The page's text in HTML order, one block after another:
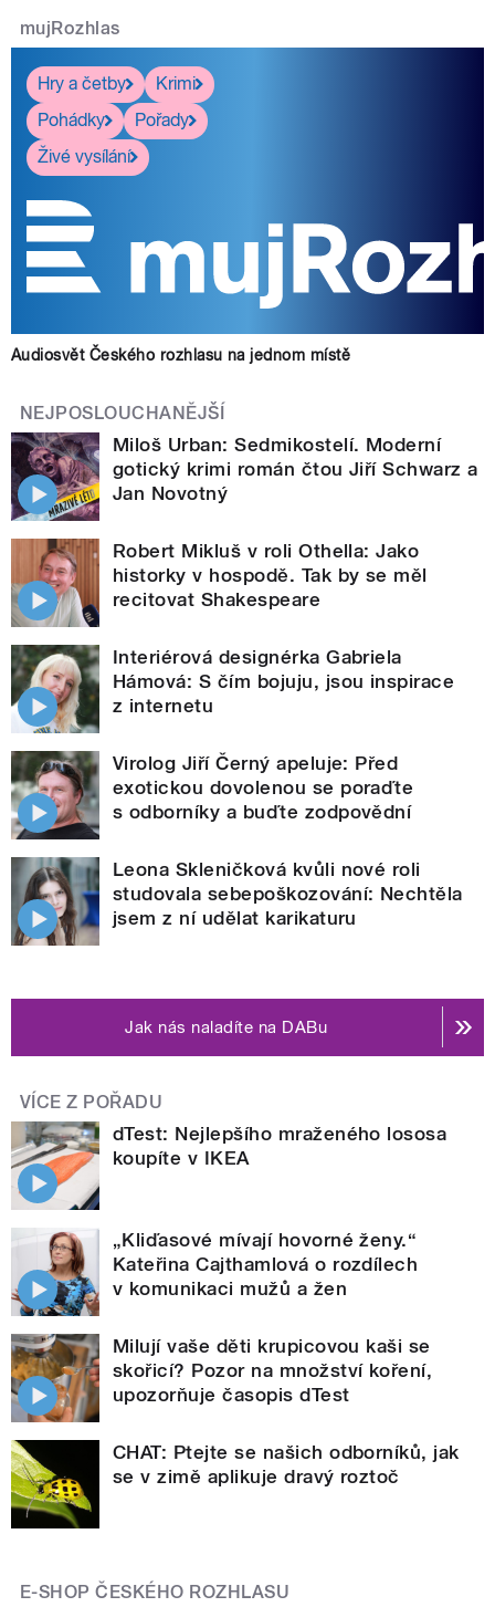
mujRozhlas
Hry a četby
Krimi
Pohádky
Pořady
Živé vysílání
Audiosvět Českého rozhlasu na jednom místě
NEJPOSLOUCHANĚJŠÍ
Miloš Urban: Sedmikostelí. Moderní
gotický krimi román čtou Jiří Schwarz a
Jan Novotný
Robert Mikluš v roli Othella: Jako
historky v hospodě. Tak by se měl
recitovat Shakespeare
Interiérová designérka Gabriela
Hámová: S čím bojuju, jsou inspirace
z internetu
Virolog Jiří Černý apeluje: Před
exotickou dovolenou se poraďte
s odborníky a buďte zodpovědní
Leona Skleničková kvůli nové roli
studovala sebepoškozování: Nechtěla
jsem z ní udělat karikaturu
Jak nás naladíte na DABu
VÍCE Z POŘADU
dTest: Nejlepšího mraženého lososa
koupíte v IKEA
„Kliďasové mívají hovorné ženy.“
Kateřina Cajthamlová o rozdílech
v komunikaci mužů a žen
Milují vaše děti krupicovou kaši se
skořicí? Pozor na množství koření,
upozorňuje časopis dTest
CHAT: Ptejte se našich odborníků, jak
se v zimě aplikuje dravý roztoč
E-SHOP ČESKÉHO ROZHLASU